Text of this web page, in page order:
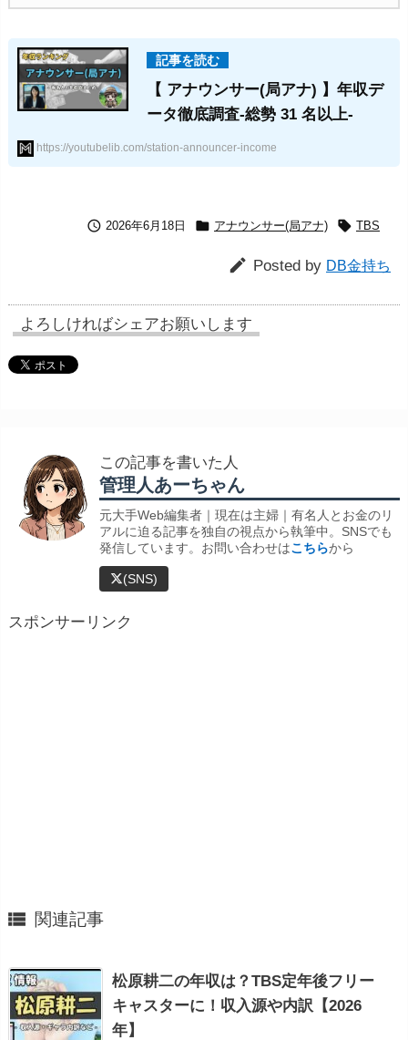
【 アナウンサー(局アナ) 】年収デ
ータ徹底調査-総勢 31 名以上-
https://youtubelib.com/station-announcer-income
 2026年6月18日  アナウンサー(局アナ)  TBS
 Posted by DB金持ち
よろしければシェアお願いします
この記事を書いた人
管理人あーちゃん
元大手Web編集者｜現在は主婦｜有名人とお金のリ
アルに迫る記事を独自の視点から執筆中。SNSでも
発信しています。お問い合わせはこちらから
(SNS)
スポンサーリンク
 関連記事
松原耕二の年収は？TBS定年後フリー
キャスターに！収入源や内訳【2026
年】